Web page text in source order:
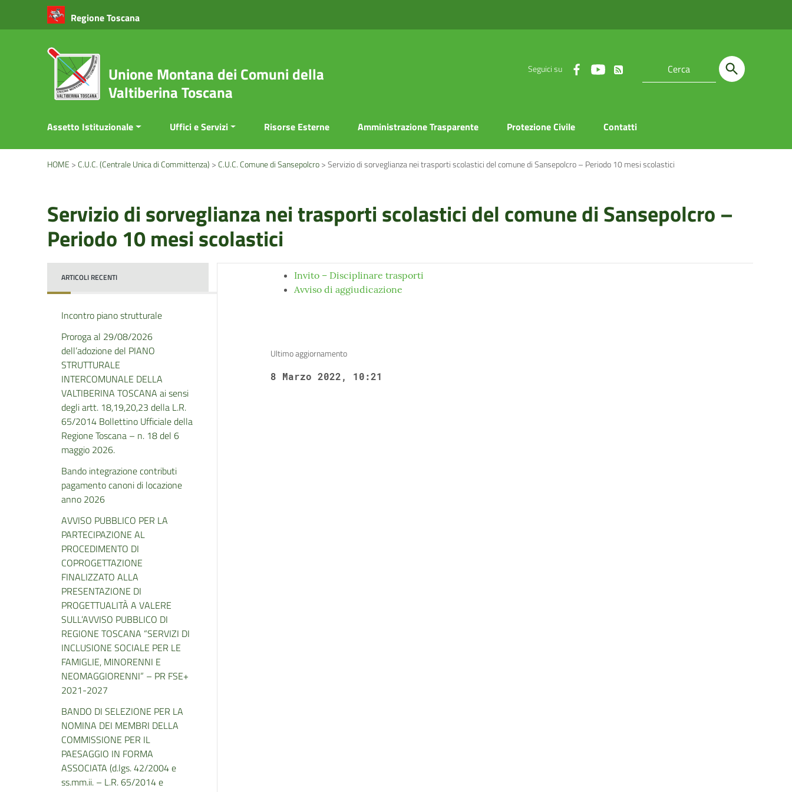
Vai ai contenuti
Vai al menu di navigazione
Regione Toscana
Unione Montana dei Comuni della
Valtiberina Toscana
Seguici su
Assetto Istituzionale Uffici e Servizi Risorse Esterne Amministrazione Trasparente Protezione Civile Contatti
HOME >C.U.C. (Centrale Unica di Committenza) >C.U.C. Comune di Sansepolcro>Servizio di sorveglianza nei trasporti scolastici del comune di Sansepolcro – Periodo 10 mesi scolastici ‎
Servizio di sorveglianza nei trasporti scolastici del comune di Sansepolcro –
Periodo 10 mesi scolastici ‎
ARTICOLI RECENTI
Incontro piano strutturale
Proroga al 29/08/2026
dell’adozione del PIANO
STRUTTURALE
INTERCOMUNALE DELLA
VALTIBERINA TOSCANA ai sensi
degli artt. 18,19,20,23 della L.R.
65/2014 Bollettino Ufficiale della
Regione Toscana – n. 18 del 6
maggio 2026.
Bando integrazione contributi
pagamento canoni di locazione
anno 2026
AVVISO PUBBLICO PER LA
PARTECIPAZIONE AL
PROCEDIMENTO DI
COPROGETTAZIONE
FINALIZZATO ALLA
PRESENTAZIONE DI
PROGETTUALITÀ A VALERE
SULL’AVVISO PUBBLICO DI
REGIONE TOSCANA “SERVIZI DI
INCLUSIONE SOCIALE PER LE
FAMIGLIE, MINORENNI E
NEOMAGGIORENNI” – PR FSE+
2021-2027
BANDO DI SELEZIONE PER LA
NOMINA DEI MEMBRI DELLA
COMMISSIONE PER IL
PAESAGGIO IN FORMA
ASSOCIATA (d.lgs. 42/2004 e
ss.mm.ii. – L.R. 65/2014 e
Invito – Disciplinare trasporti
Avviso di aggiudicazione
Ultimo aggiornamento
8 Marzo 2022, 10:21